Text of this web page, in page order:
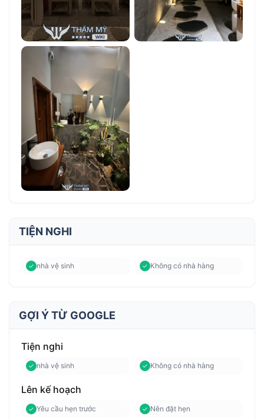
TIỆN NGHI
nhà vệ sinh Không có nhà hàng
GỢI Ý TỪ GOOGLE
Tiện nghi
nhà vệ sinh Không có nhà hàng
Lên kế hoạch
Yêu cầu hẹn trước Nên đặt hẹn